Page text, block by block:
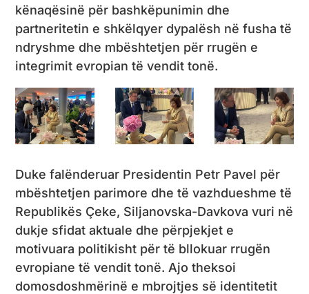
kënaqësinë për bashkëpunimin dhe
partneritetin e shkëlqyer dypalësh në fusha të
ndryshme dhe mbështetjen për rrugën e
integrimit evropian të vendit tonë.
Duke falënderuar Presidentin Petr Pavel për
mbështetjen parimore dhe të vazhdueshme të
Republikës Çeke, Siljanovska-Davkova vuri në
dukje sfidat aktuale dhe përpjekjet e
motivuara politikisht për të bllokuar rrugën
evropiane të vendit tonë. Ajo theksoi
domosdoshmërinë e mbrojtjes së identitetit